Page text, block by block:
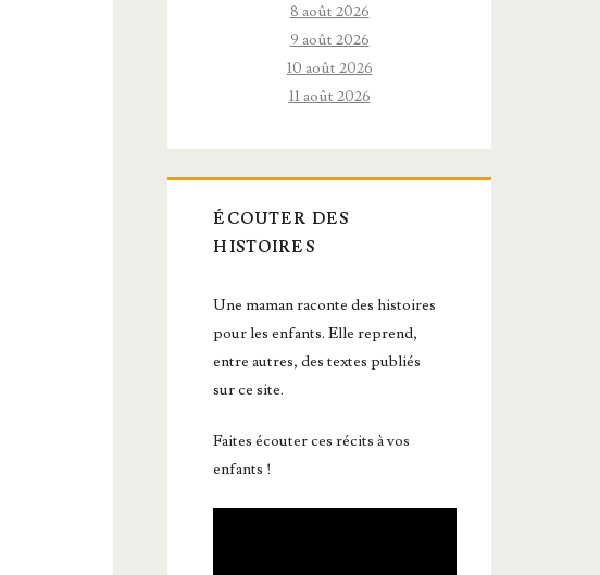
8 août 2026
9 août 2026
10 août 2026
11 août 2026
ÉCOUTER DES
HISTOIRES
Une maman raconte des histoires
pour les enfants. Elle reprend,
entre autres, des textes publiés
sur ce site.
Faites écouter ces récits à vos
enfants !